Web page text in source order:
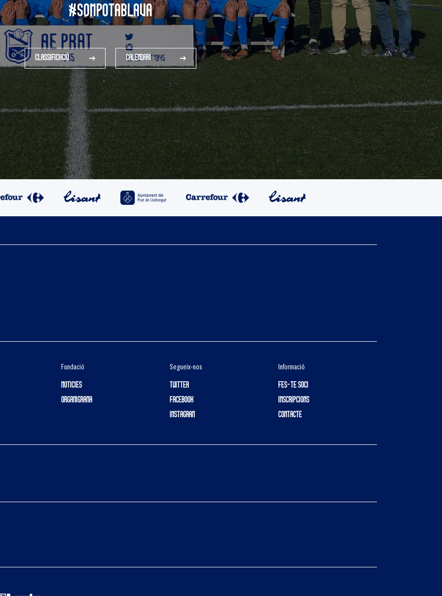
#SOMPOTABLAVA
CLASSIFICACIÓ CALENDARI
Fundació
NOTICIES
ORGANIGRAMA
Segueix-nos
TWITTER
FACEBOOK
INSTAGRAM
Informació
FES-TE SOCI
INSCRIPCIONS
CONTACTE